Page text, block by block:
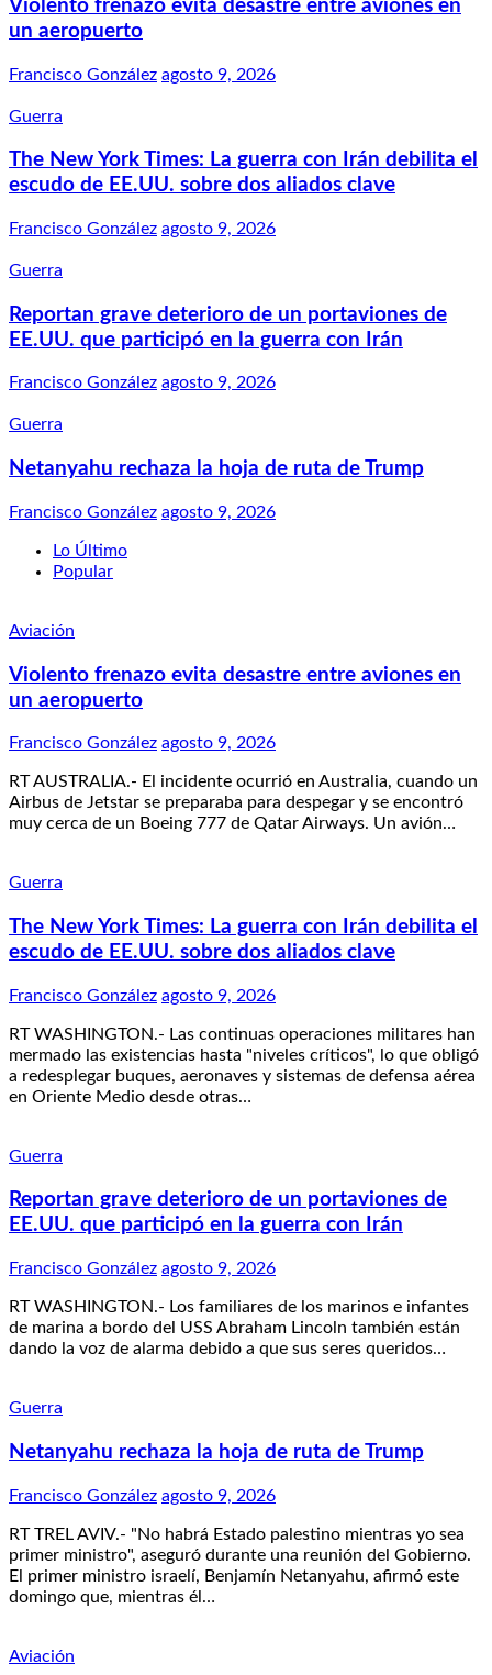
Violento frenazo evita desastre entre aviones en
un aeropuerto
Francisco González agosto 9, 2026
Guerra
The New York Times: La guerra con Irán debilita el
escudo de EE.UU. sobre dos aliados clave
Francisco González agosto 9, 2026
Guerra
Reportan grave deterioro de un portaviones de
EE.UU. que participó en la guerra con Irán
Francisco González agosto 9, 2026
Guerra
Netanyahu rechaza la hoja de ruta de Trump
Francisco González agosto 9, 2026
Lo Último
Popular
Aviación
Violento frenazo evita desastre entre aviones en
un aeropuerto
Francisco González agosto 9, 2026
RT AUSTRALIA.- El incidente ocurrió en Australia, cuando un
Airbus de Jetstar se preparaba para despegar y se encontró
muy cerca de un Boeing 777 de Qatar Airways. Un avión…
Guerra
The New York Times: La guerra con Irán debilita el
escudo de EE.UU. sobre dos aliados clave
Francisco González agosto 9, 2026
RT WASHINGTON.- Las continuas operaciones militares han
mermado las existencias hasta "niveles críticos", lo que obligó
a redesplegar buques, aeronaves y sistemas de defensa aérea
en Oriente Medio desde otras…
Guerra
Reportan grave deterioro de un portaviones de
EE.UU. que participó en la guerra con Irán
Francisco González agosto 9, 2026
RT WASHINGTON.- Los familiares de los marinos e infantes
de marina a bordo del USS Abraham Lincoln también están
dando la voz de alarma debido a que sus seres queridos…
Guerra
Netanyahu rechaza la hoja de ruta de Trump
Francisco González agosto 9, 2026
RT TREL AVIV.- "No habrá Estado palestino mientras yo sea
primer ministro", aseguró durante una reunión del Gobierno.
El primer ministro israelí, Benjamín Netanyahu, afirmó este
domingo que, mientras él…
Aviación